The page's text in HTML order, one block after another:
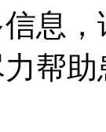
息
帮